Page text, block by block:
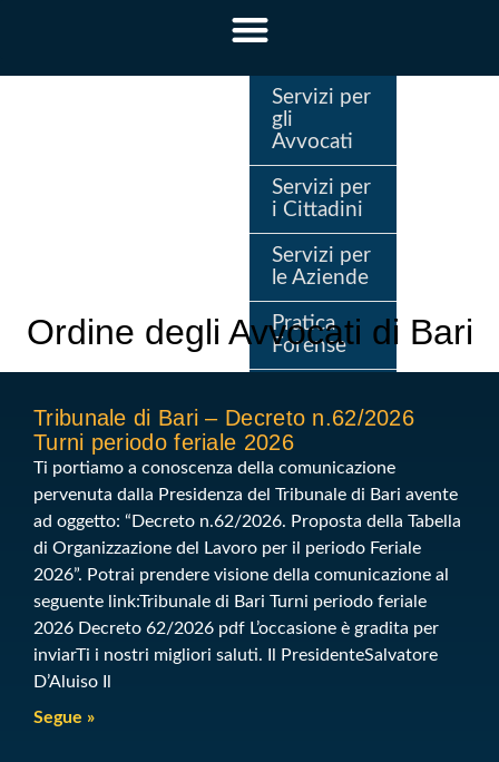
Servizi per
gli
Avvocati
Servizi per
i Cittadini
Servizi per
le Aziende
Pratica
Forense
dell’Ordine
Ordine degli Avvocati di Bari
Tribunale di Bari – Decreto n.62/2026
Turni periodo feriale 2026
Ti portiamo a conoscenza della comunicazione
pervenuta dalla Presidenza del Tribunale di Bari avente
ad oggetto: “Decreto n.62/2026. Proposta della Tabella
di Organizzazione del Lavoro per il periodo Feriale
2026”. Potrai prendere visione della comunicazione al
seguente link:Tribunale di Bari Turni periodo feriale
2026 Decreto 62/2026 pdf L’occasione è gradita per
inviarTi i nostri migliori saluti. Il PresidenteSalvatore
D’Aluiso Il
Segue »